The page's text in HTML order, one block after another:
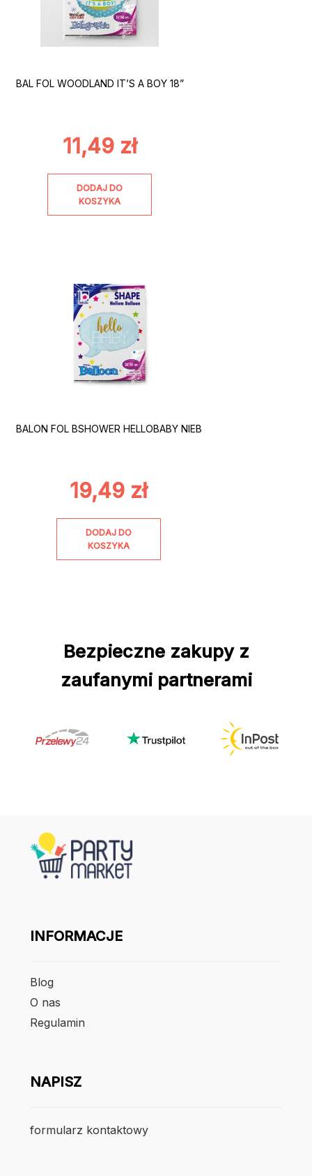
BAL FOL WOODLAND IT’S A BOY 18”
11,49 zł
DODAJ DO
KOSZYKA
BALON FOL BSHOWER HELLOBABY NIEB
19,49 zł
DODAJ DO
KOSZYKA
Bezpieczne zakupy z
zaufanymi partnerami
INFORMACJE
Blog
O nas
Regulamin
NAPISZ
formularz kontaktowy